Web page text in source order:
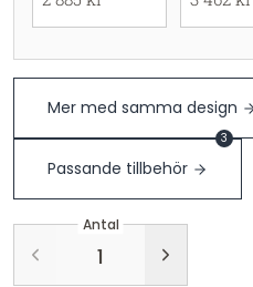
Mer med samma design
Passande tillbehör
3
Antal